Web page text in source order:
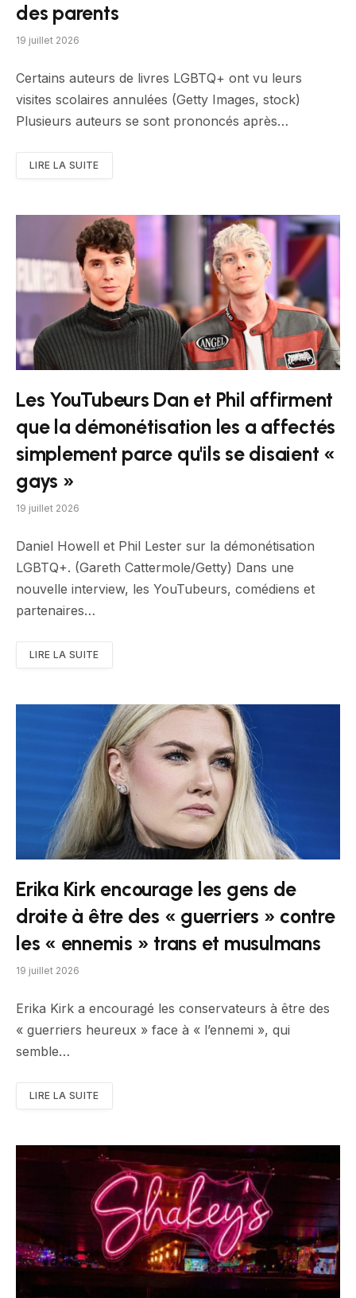
des parents
19 juillet 2026
Certains auteurs de livres LGBTQ+ ont vu leurs
visites scolaires annulées (Getty Images, stock)
Plusieurs auteurs se sont prononcés après…
LIRE LA SUITE
Les YouTubeurs Dan et Phil affirment
que la démonétisation les a affectés
simplement parce qu'ils se disaient «
gays »
19 juillet 2026
Daniel Howell et Phil Lester sur la démonétisation
LGBTQ+. (Gareth Cattermole/Getty) Dans une
nouvelle interview, les YouTubeurs, comédiens et
partenaires…
LIRE LA SUITE
Erika Kirk encourage les gens de
droite à être des « guerriers » contre
les « ennemis » trans et musulmans
19 juillet 2026
Erika Kirk a encouragé les conservateurs à être des
« guerriers heureux » face à « l’ennemi », qui
semble…
LIRE LA SUITE